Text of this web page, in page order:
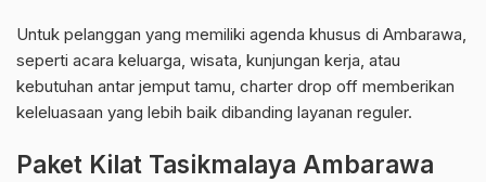
Untuk pelanggan yang memiliki agenda khusus di Ambarawa,
seperti acara keluarga, wisata, kunjungan kerja, atau
kebutuhan antar jemput tamu, charter drop off memberikan
keleluasaan yang lebih baik dibanding layanan reguler.
Paket Kilat Tasikmalaya Ambarawa